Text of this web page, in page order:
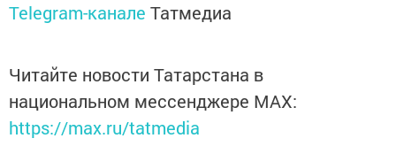
Telegram-канале Татмедиа
Читайте новости Татарстана в
национальном мессенджере MАХ:
https://max.ru/tatmedia